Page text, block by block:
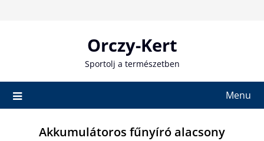
Orczy-Kert
Sportolj a természetben
Menu
Akkumulátoros fűnyíró alacsony